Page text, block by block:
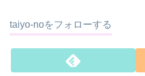
taiyo-noをフォローする